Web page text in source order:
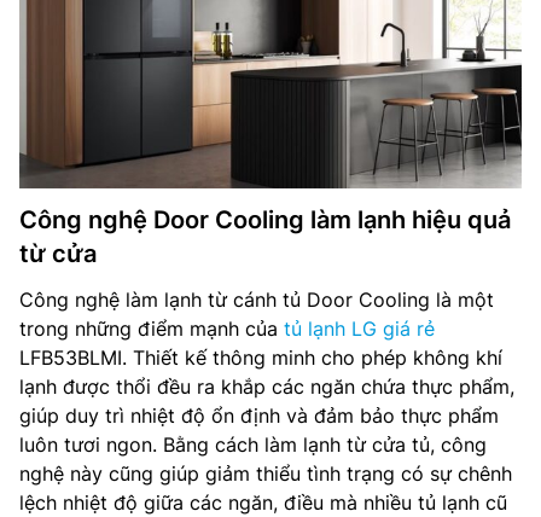
Công nghệ Door Cooling làm lạnh hiệu quả
từ cửa
Công nghệ làm lạnh từ cánh tủ Door Cooling là một
trong những điểm mạnh của tủ lạnh LG giá rẻ
LFB53BLMI. Thiết kế thông minh cho phép không khí
lạnh được thổi đều ra khắp các ngăn chứa thực phẩm,
giúp duy trì nhiệt độ ổn định và đảm bảo thực phẩm
luôn tươi ngon. Bằng cách làm lạnh từ cửa tủ, công
nghệ này cũng giúp giảm thiểu tình trạng có sự chênh
lệch nhiệt độ giữa các ngăn, điều mà nhiều tủ lạnh cũ